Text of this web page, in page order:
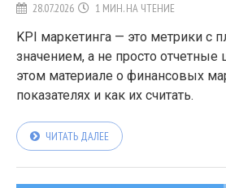
28.07.2026 1 МИН. НА ЧТЕНИЕ
KPI маркетинга — это метрики с
значением, а не просто отчетные
этом материале о финансовых
показателях и как их считать.
ЧИТАТЬ ДАЛЕЕ